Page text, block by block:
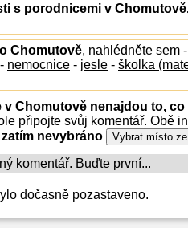
s porodnicemi v
Chomutově, nahlédněte sem
- nemocnice - jesle - školka
Chomutově nenajdou to,
připojte svůj komentář. Obě
zatím nevybráno
komentář. Buďte první...
dočasně pozastaveno.